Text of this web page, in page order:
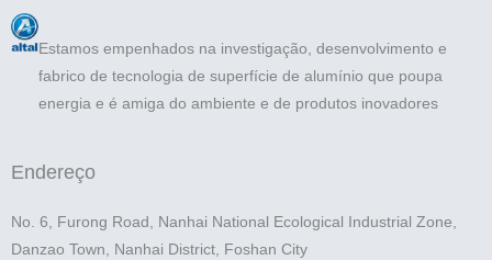
Estamos empenhados na investigação, desenvolvimento e
fabrico de tecnologia de superfície de alumínio que poupa
energia e é amiga do ambiente e de produtos inovadores
Endereço
No. 6, Furong Road, Nanhai National Ecological Industrial Zone,
Danzao Town, Nanhai District, Foshan City